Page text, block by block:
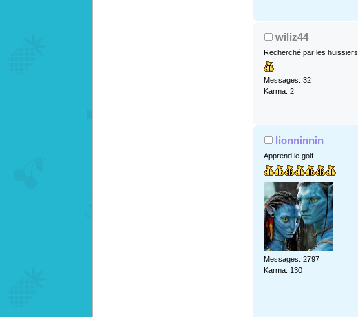
wiliz44
Recherché par les huissiers
Messages: 32
Karma: 2
lionninnin
Apprend le golf
Messages: 2797
Karma: 130